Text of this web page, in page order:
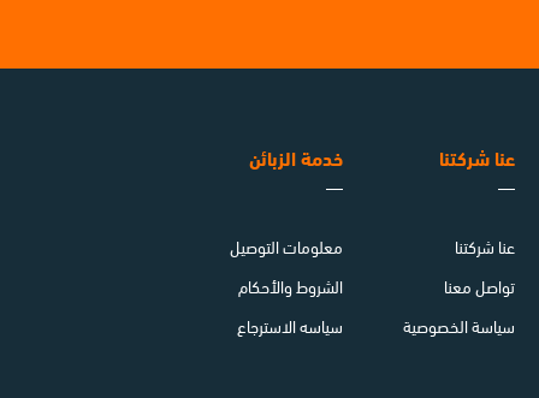
عنا شركتنا
عنا شركتنا
تواصل معنا
سياسة الخصوصية
خدمة الزبائن
معلومات التوصيل
الشروط والأحكام
سياسه الاسترجاع